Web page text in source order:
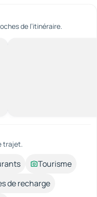
de l’itinéraire.
trajet.
Tourisme
de recharge